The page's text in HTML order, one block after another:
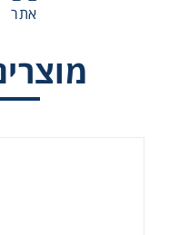
אתר
Monitor